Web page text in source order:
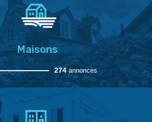
Maisons
274 annonces